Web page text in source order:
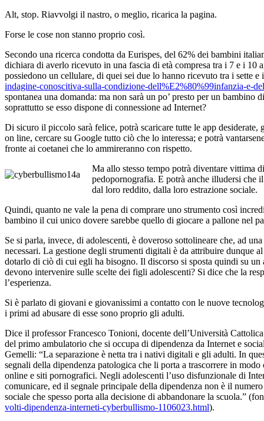
Alt, stop. Riavvolgi il nastro, o meglio, ricarica la pagina.
Forse le cose non stanno proprio così.
Secondo una ricerca condotta da Eurispes, del 62% dei bambini
dichiara di averlo ricevuto in una fascia di età compresa tra i 7 e i 10
possiedono un cellulare, di quei sei due lo hanno ricevuto tra i sette e
indagine-conoscitiva-sulla-condizione-dell%E2%80%99infanzia-e-
spontanea una domanda: ma non sarà un po’ presto per un
soprattutto se esso dispone di connessione ad Internet?
Di sicuro il piccolo sarà felice, potrà scaricare tutte le app desiderate,
on line, cercare su Google tutto ciò che lo interessa; e potrà
fronte ai coetanei che lo ammireranno con rispetto.
Ma allo stesso tempo potrà diventare vittima
pedopornografia. E potrà anche illudersi che
dal loro reddito, dalla loro estrazione sociale.
Quindi, quanto ne vale la pena di comprare uno strumento così
bambino il cui unico dovere sarebbe quello di giocare a pallone nel
Se si parla, invece, di adolescenti, è doveroso sottolineare che, ad
necessari. La gestione degli strumenti digitali è da attribuire dunque
dotarlo di ciò di cui egli ha bisogno. Il discorso si sposta quindi su
devono intervenire sulle scelte dei figli adolescenti? Si dice che la
l’esperienza.
Si è parlato di giovani e giovanissimi a contatto con le nuove
i primi ad abusare di esse sono proprio gli adulti.
Dice il professor Francesco Tonioni, docente dell’Università
del primo ambulatorio che si occupa di dipendenza da Internet e
Gemelli: “La separazione è netta tra i nativi digitali e gli adulti. In
segnali della dipendenza patologica che li porta a trascorrere in
online e siti pornografici. Negli adolescenti l’uso disfunzionale di
comunicare, ed il segnale principale della dipendenza non è il
sociale che spesso porta alla decisione di abbandonare la scuola.”
volti-dipendenza-interneti-cyberbullismo-1106023.html).